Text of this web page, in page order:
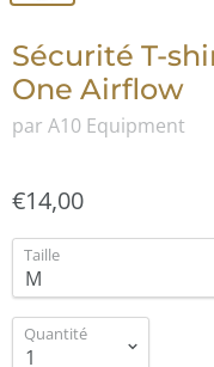
Sécurité T-
One Airflow
par A10 Equipment
€14,00
Taille
Quantité